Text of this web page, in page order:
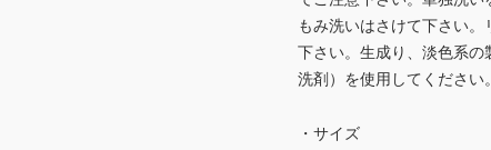
もみ洗いはさけて下さい
下さい。生成り、淡色系
洗剤）を使用してください
・サイズ